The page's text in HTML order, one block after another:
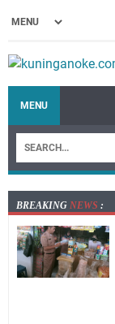
MENU
BREAKING NEWS :